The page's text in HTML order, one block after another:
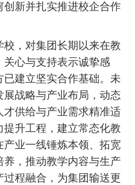
新并扎实推进校企合作
，对集团长期以来在教
心与支持表示诚挚感
建立坚实合作基础。未
战略与产业布局，动态
供给与产业需求精准适
升工程，建立常态化教
业一线锤炼本领、拓宽
，推动教学内容与生产
程融合，为集团输送更